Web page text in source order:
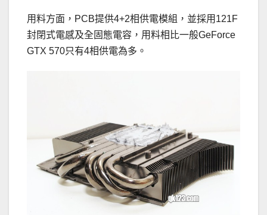
用料方面，PCB提供4+2相供電模組，並採用121F
封閉式電感及全固態電容，用料相比一般GeForce
GTX 570只有4相供電為多。